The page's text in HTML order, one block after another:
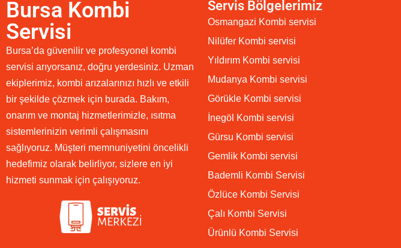
Bursa Kombi
Servisi
Bursa’da güvenilir ve profesyonel kombi
servisi arıyorsanız, doğru yerdesiniz. Uzman
ekiplerimiz, kombi arızalarınızı hızlı ve etkili
bir şekilde çözmek için burada. Bakım,
onarım ve montaj hizmetlerimizle, ısıtma
sistemlerinizin verimli çalışmasını
sağlıyoruz. Müşteri memnuniyetini öncelikli
hedefimiz olarak belirliyor, sizlere en iyi
hizmeti sunmak için çalışıyoruz.
Servis Bölgelerimiz
Osmangazi Kombi servisi
Nilüfer Kombi servisi
Yıldırım Kombi servisi
Mudanya Kombi servisi
Görükle Kombi servisi
İnegöl Kombi servisi
Gürsu Kombi servisi
Gemlik Kombi servisi
Bademli Kombi Servisi
Özlüce Kombi Servisi
Çalı Kombi Servisi
Ürünlü Kombi Servisi